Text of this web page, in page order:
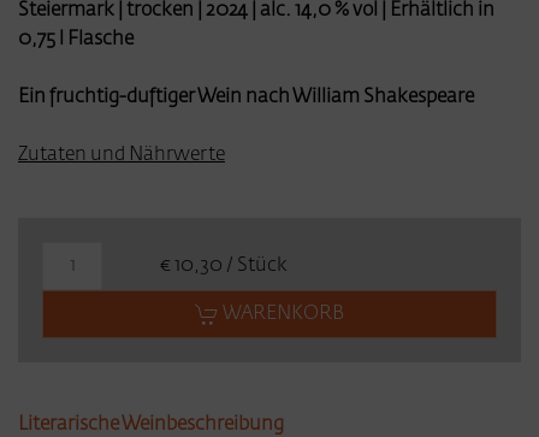
Steiermark | trocken | 2024 | alc. 14,0 % vol | Erhältlich in
0,75 l Flasche
Ein fruchtig-duftiger Wein nach William Shakespeare
Zutaten und Nährwerte
€ 10,30 / Stück
WARENKORB
Literarische Weinbeschreibung